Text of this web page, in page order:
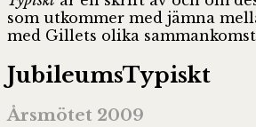
som utkommer med jämna
med Gillets olika
JubileumsTypiskt
Årsmötet 2009